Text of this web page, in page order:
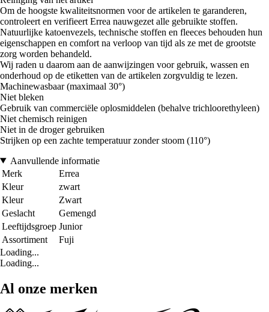
Om de hoogste kwaliteitsnormen voor de artikelen te garanderen,
controleert en verifieert Errea nauwgezet alle gebruikte stoffen.
Natuurlijke katoenvezels, technische stoffen en fleeces behouden hun
eigenschappen en comfort na verloop van tijd als ze met de grootste
zorg worden behandeld.
Wij raden u daarom aan de aanwijzingen voor gebruik, wassen en
onderhoud op de etiketten van de artikelen zorgvuldig te lezen.
Machinewasbaar (maximaal 30°)
Niet bleken
Gebruik van commerciële oplosmiddelen (behalve trichloorethyleen)
Niet chemisch reinigen
Niet in de droger gebruiken
Strijken op een zachte temperatuur zonder stoom (110°)
Aanvullende informatie
Merk
Errea
Kleur
zwart
Kleur
Zwart
Geslacht
Gemengd
Leeftijdsgroep Junior
Assortiment
Fuji
Loading...
Loading...
Al onze merken